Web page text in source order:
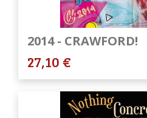
2014 - CRAWFORD!
27,10 €